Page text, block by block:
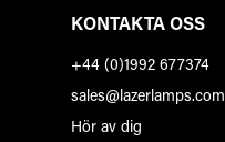
KONTAKTA OSS
+44 (0)1992 677374
sales@lazerlamps.com
Hör av dig